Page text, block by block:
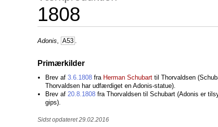
1808
Adonis, A53 .
Primærkilder
Brev af 3.6.1808 fra Herman Schubart til Thorvaldsen
Thorvaldsen har udfærdiget en Adonis-statue).
Brev af 20.8.1808 fra Thorvaldsen til Schubart (Adonis er
gips).
Sidst opdateret 29.02.2016